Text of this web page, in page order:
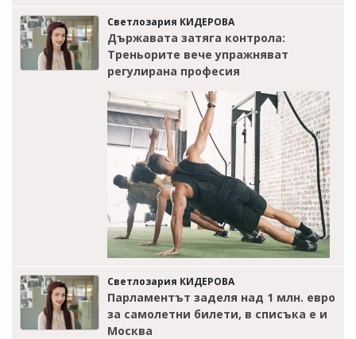
Светлозария КИДЕРОВА
Държавата затяга контрола:
Треньорите вече упражняват
регулирана професия
Светлозария КИДЕРОВА
Парламентът заделя над 1 млн. евро
за самолетни билети, в списъка е и
Москва